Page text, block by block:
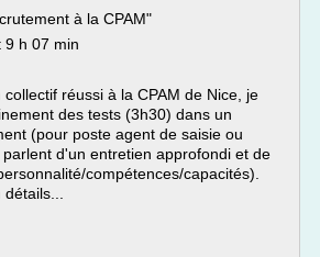
à la CPAM"
9 h 07 min
réussi à la CPAM de Nice, je
des tests (3h30) dans un
(pour poste agent de saisie ou
d'un entretien approfondi et de
compétences/capacités).